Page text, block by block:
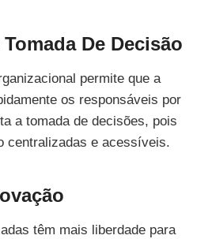
De Decisão
permite que a
os responsáveis por
a tomada de decisões, pois
centralizadas e acessíveis.
têm mais liberdade para